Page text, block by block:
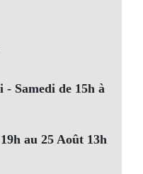
Samedi de 15h à
au 25 Août 13h